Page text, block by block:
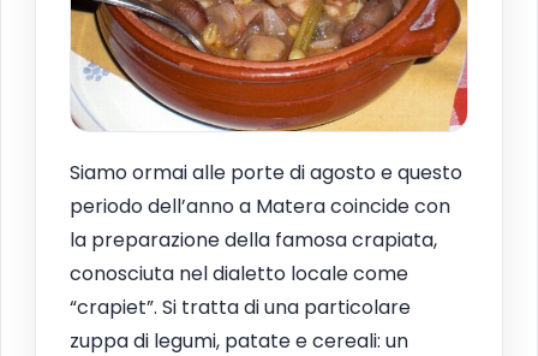
Siamo ormai alle porte di agosto e questo
periodo dell’anno a Matera coincide con
la preparazione della famosa crapiata,
conosciuta nel dialetto locale come
“crapiet”. Si tratta di una particolare
zuppa di legumi, patate e cereali: un